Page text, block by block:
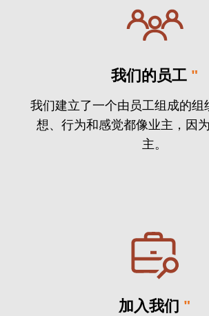
我们的员工 "
我们建立了一个由员工组成的组
想、行为和感觉都像业主，因
主。
加入我们 "